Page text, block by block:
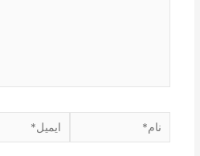
نام* ایمیل*